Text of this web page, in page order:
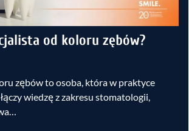
od koloru zębów?
zębów to osoba, która w praktyce
wiedzę z zakresu stomatologii,